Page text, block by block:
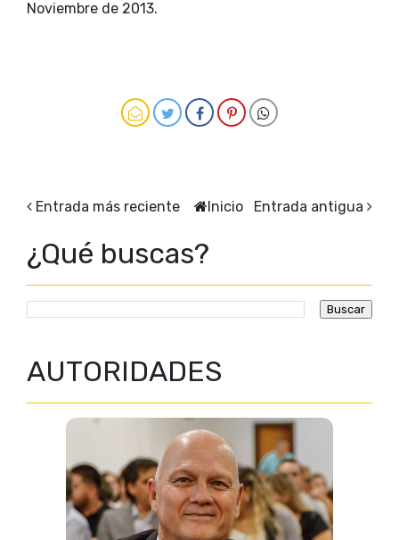
Noviembre de 2013.
Entrada más reciente Entrada antigua
Inicio
¿Qué buscas?
AUTORIDADES